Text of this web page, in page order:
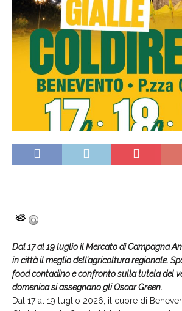
Dal 17 al 19 luglio il Mercato di Campagna
in città il meglio dell’agricoltura regionale.
food contadino e confronto sulla tutela del
domenica si assegnano gli Oscar Green.
Dal 17 al 19 luglio 2026, il cuore di